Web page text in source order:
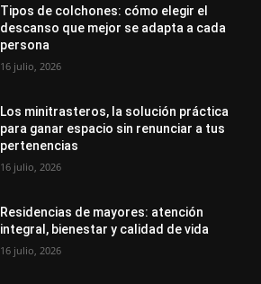
Tipos de colchones: cómo elegir el
descanso que mejor se adapta a cada
persona
16 julio, 2026
Los minitrasteros, la solución práctica
para ganar espacio sin renunciar a tus
pertenencias
16 julio, 2026
Residencias de mayores: atención
integral, bienestar y calidad de vida
16 julio, 2026